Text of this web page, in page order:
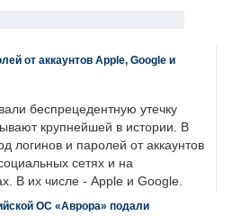
от аккаунтов Apple, Google и
беспрецедентную утечку
крупнейшей в истории. В
логинов и паролей от аккаунтов
сетях и на
В их числе - Apple и Google.
ОС «Аврора» подали